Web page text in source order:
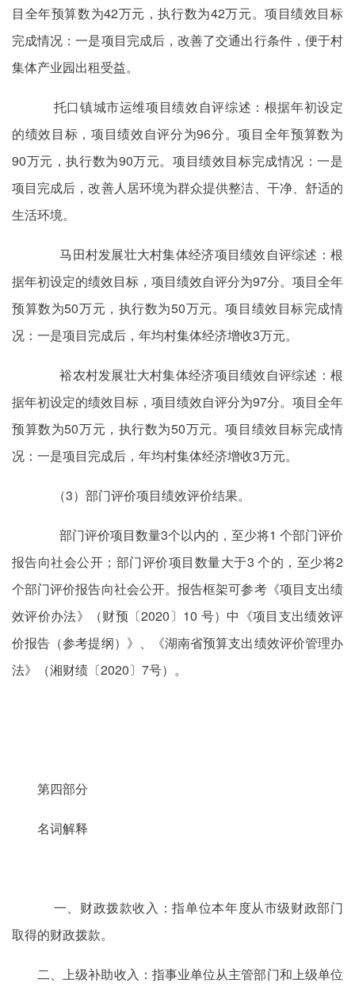
目全年预算数为42万元，执行数为42万元。项目绩效目标
完成情况：一是项目完成后，改善了交通出行条件，便于村
集体产业园出租受益。
托口镇城市运维项目绩效自评综述：根据年初设定
的绩效目标，项目绩效自评分为96分。项目全年预算数为
90万元，执行数为90万元。项目绩效目标完成情况：一是
项目完成后，改善人居环境为群众提供整洁、干净、舒适的
生活环境。
马田村发展壮大村集体经济项目绩效自评综述：根
据年初设定的绩效目标，项目绩效自评分为97分。项目全年
预算数为50万元，执行数为50万元。项目绩效目标完成情
况：一是项目完成后，年均村集体经济增收3万元。
裕农村发展壮大村集体经济项目绩效自评综述：根
据年初设定的绩效目标，项目绩效自评分为97分。项目全年
预算数为50万元，执行数为50万元。项目绩效目标完成情
况：一是项目完成后，年均村集体经济增收3万元。
（3）部门评价项目绩效评价结果。
部门评价项目数量3个以内的，至少将1 个部门评价
报告向社会公开；部门评价项目数量大于3 个的，至少将2
个部门评价报告向社会公开。报告框架可参考《项目支出绩
效评价办法》（财预〔2020〕10 号）中《项目支出绩效评
价报告（参考提纲）》、《湖南省预算支出绩效评价管理办
法》（湘财绩〔2020〕7号）。
第四部分
名词解释
一、财政拨款收入：指单位本年度从市级财政部门
取得的财政拨款。
二、上级补助收入：指事业单位从主管部门和上级单位